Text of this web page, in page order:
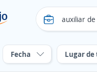
Fecha Lugar